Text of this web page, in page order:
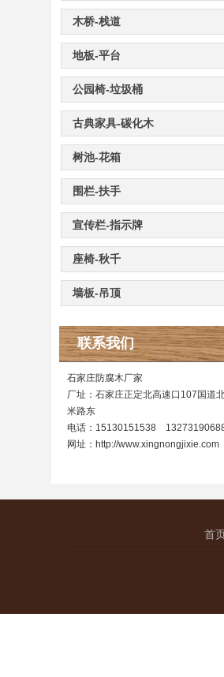
木桥-栈道
地板-平台
公园椅-垃圾桶
古典家具-碳化木
树池-花箱
围栏-扶手
宣传栏-指示牌
座椅-秋千
墙板-吊顶
联系我们
石家庄防腐木厂家
厂址：石家庄正定北高速口107国道
米路东
电话：15130151538
网址： http://www.xingnongjixie.com
首页